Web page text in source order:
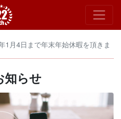
1月4日まで年末年始休暇を頂きま
知らせ